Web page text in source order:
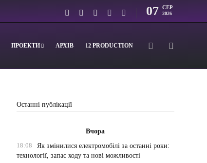
07 СЕР
2026
ПРОЕКТИ АРХІВ 12 PRODUCTION
Останні публікації
Вчора
18:08
Як змінилися електромобілі за останні роки:
технології, запас ходу та нові можливості